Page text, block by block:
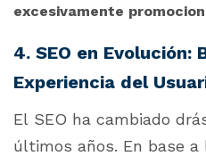
excesivamente
4. SEO en Evolución:
Experiencia del
El SEO ha cambiado
últimos años. En base